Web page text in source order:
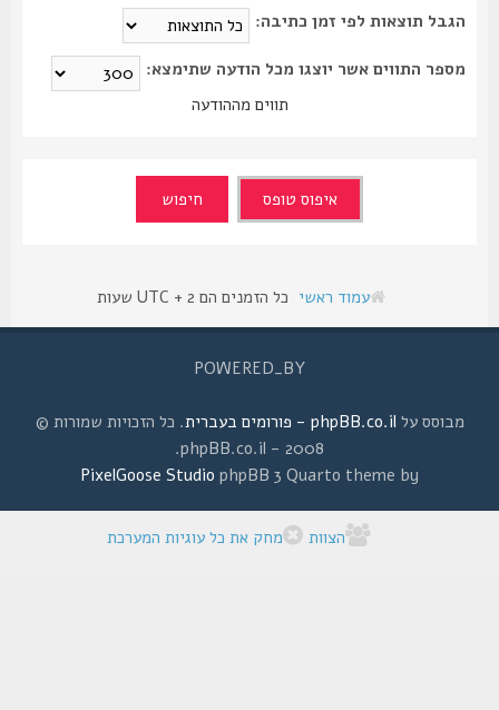
הגבל תוצאות לפי זמן כתיבה:
מספר התווים אשר יוצגו מכל הודעה שתימצא:
תווים מההודעה
עמוד ראשי כל הזמנים הם UTC + 2 שעות
POWERED_BY
מבוסס עלphpBB.co.il - פורומים בעברית
. כל הזכויות שמורות ©
2008 - phpBB.co.il.
phpBB 3 Quarto theme by
PixelGoose Studio
הצוות מחק את כל עוגיות המערכת